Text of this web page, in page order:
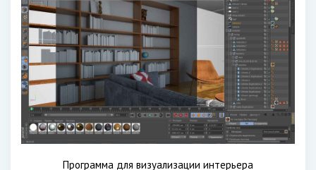
Программа для визуализации интерьера